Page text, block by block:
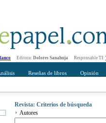
Editora: Dolores Sanahuja Responsable TI:
Reseñas de libros Opinión
Revista: Criterios de búsqueda
Autores